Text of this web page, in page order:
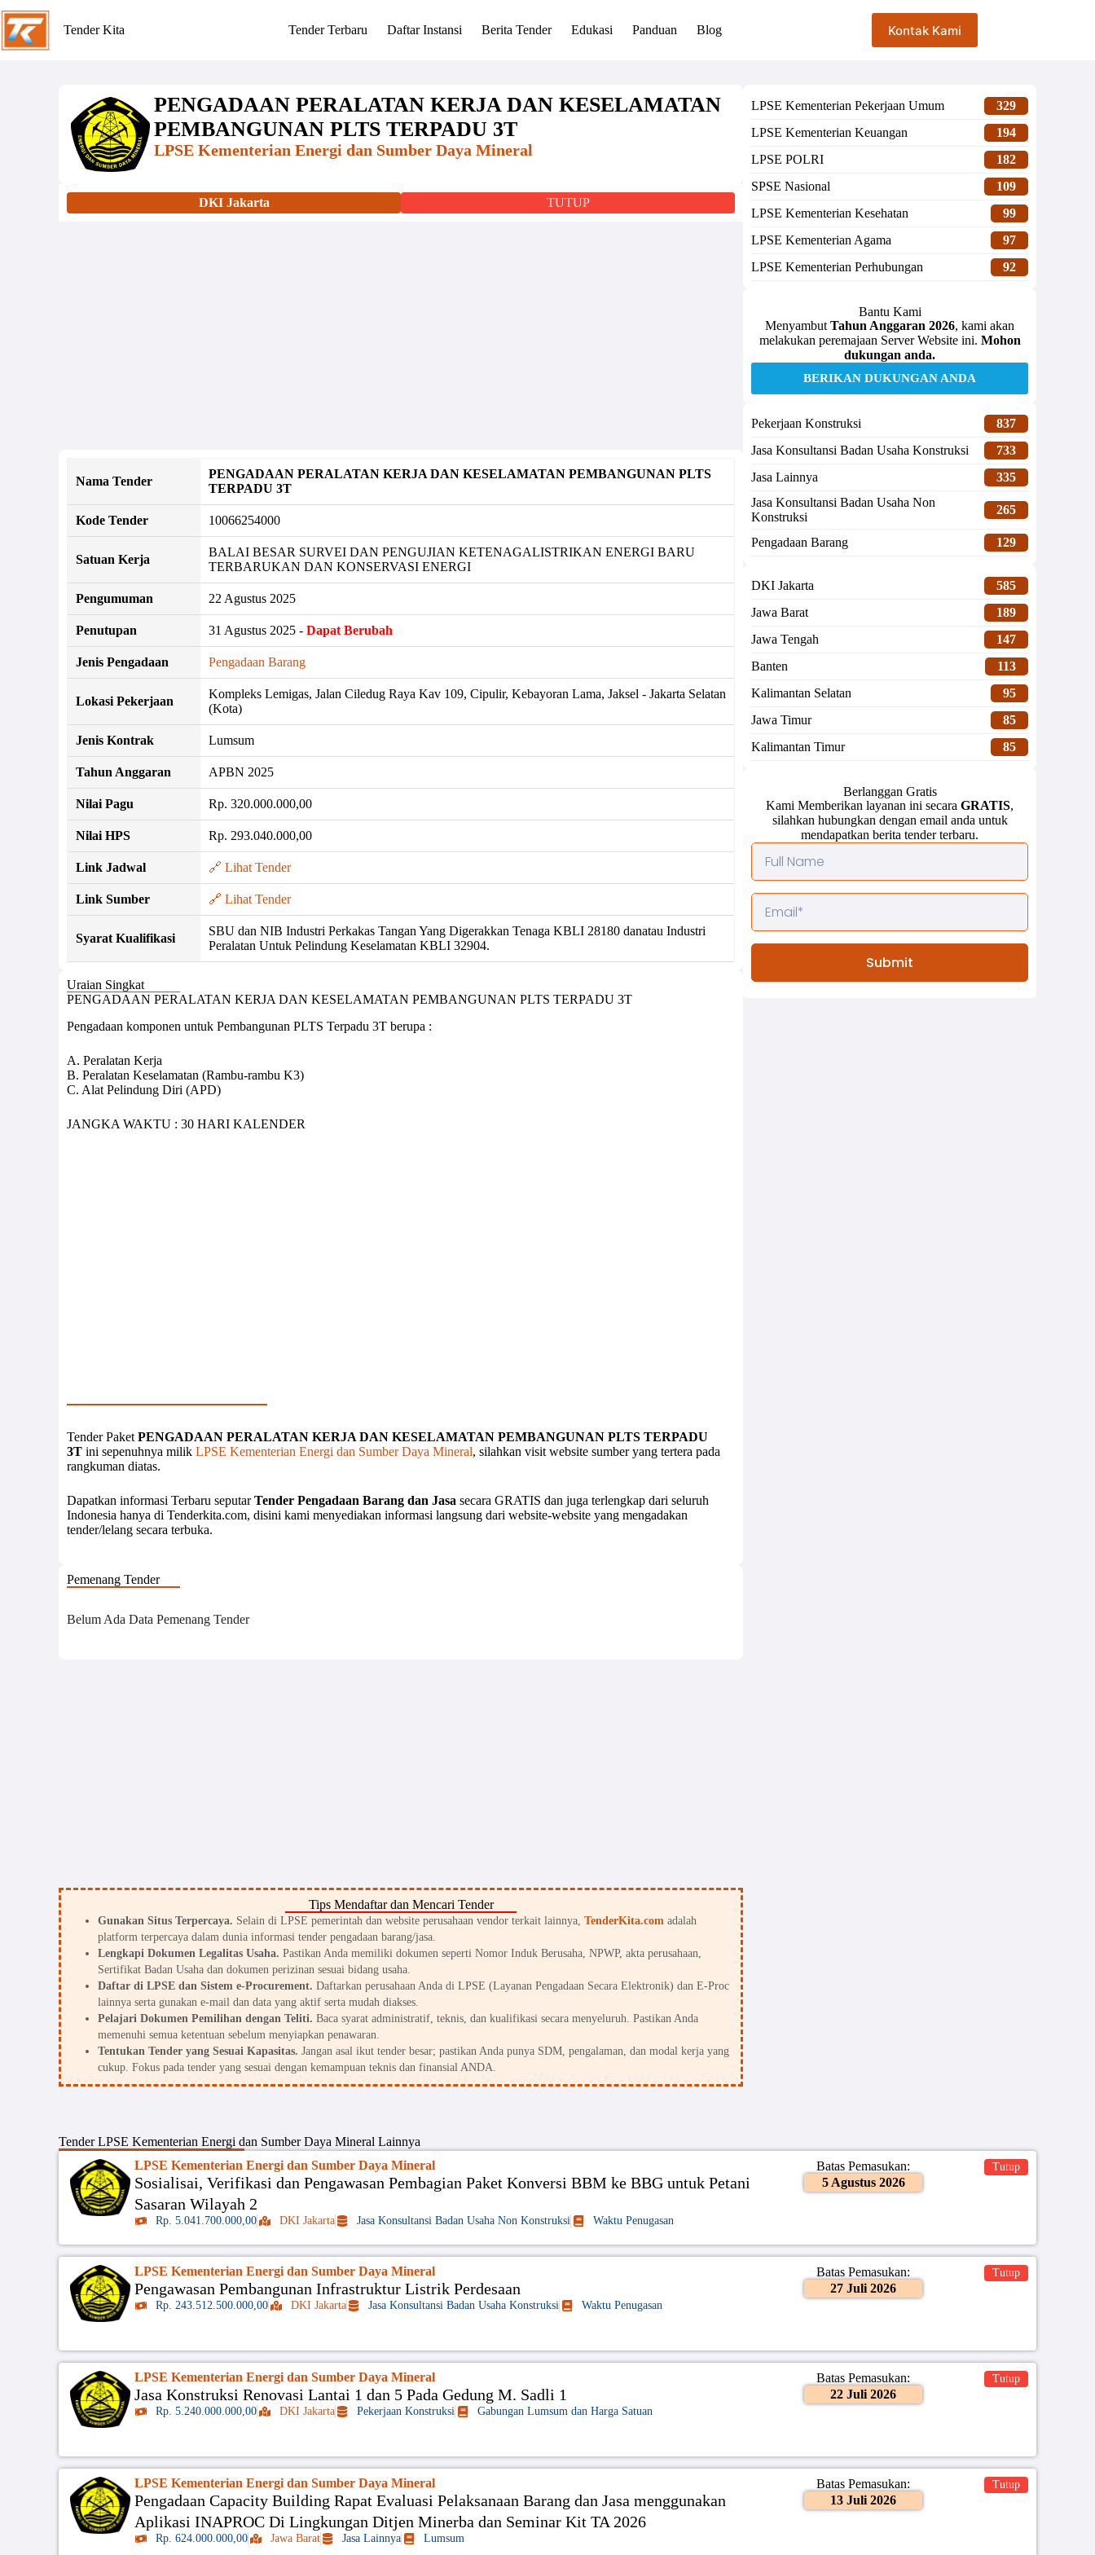
Tender Kita Tender Terbaru Daftar Instansi Berita Tender Edukasi Panduan Blog Kontak Kami
PENGADAAN PERALATAN KERJA DAN KESELAMATAN
PEMBANGUNAN PLTS TERPADU 3T
LPSE Kementerian Energi dan Sumber Daya Mineral
DKI Jakarta TUTUP
Nama Tender
PENGADAAN PERALATAN KERJA DAN KESELAMATAN PEMBANGUNAN PLTS
TERPADU 3T
Kode Tender 10066254000
Satuan Kerja
BALAI BESAR SURVEI DAN PENGUJIAN KETENAGALISTRIKAN ENERGI BARU
TERBARUKAN DAN KONSERVASI ENERGI
Pengumuman 22 Agustus 2025
Penutupan 31 Agustus 2025 - Dapat Berubah
Jenis Pengadaan Pengadaan Barang
Lokasi Pekerjaan
Kompleks Lemigas, Jalan Ciledug Raya Kav 109, Cipulir, Kebayoran Lama, Jaksel - Jakarta Selatan
(Kota)
Jenis Kontrak Lumsum
Tahun Anggaran APBN 2025
Nilai Pagu Rp. 320.000.000,00
Nilai HPS Rp. 293.040.000,00
Link Jadwal 🔗 Lihat Tender
Link Sumber 🔗 Lihat Tender
Syarat Kualifikasi
SBU dan NIB Industri Perkakas Tangan Yang Digerakkan Tenaga KBLI 28180 danatau Industri
Peralatan Untuk Pelindung Keselamatan KBLI 32904.
Uraian Singkat
PENGADAAN PERALATAN KERJA DAN KESELAMATAN PEMBANGUNAN PLTS TERPADU 3T
Pengadaan komponen untuk Pembangunan PLTS Terpadu 3T berupa :
A. Peralatan Kerja
B. Peralatan Keselamatan (Rambu-rambu K3)
C. Alat Pelindung Diri (APD)
JANGKA WAKTU : 30 HARI KALENDER
Tender Paket PENGADAAN PERALATAN KERJA DAN KESELAMATAN PEMBANGUNAN PLTS TERPADU
3T ini sepenuhnya milik LPSE Kementerian Energi dan Sumber Daya Mineral, silahkan visit website sumber yang tertera pada
rangkuman diatas.
Dapatkan informasi Terbaru seputarTender Pengadaan Barang dan Jasa secara GRATIS dan juga terlengkap dari seluruh
Indonesia hanya di Tenderkita.com, disini kami menyediakan informasi langsung dari website-website yang mengadakan
tender/lelang secara terbuka.
Pemenang Tender
Belum Ada Data Pemenang Tender
Tips Mendaftar dan Mencari Tender
Gunakan Situs Terpercaya. Selain di LPSE pemerintah dan website perusahaan vendor terkait lainnya, TenderKita.com adalah
platform terpercaya dalam dunia informasi tender pengadaan barang/jasa.
Lengkapi Dokumen Legalitas Usaha. Pastikan Anda memiliki dokumen seperti Nomor Induk Berusaha, NPWP, akta perusahaan,
Sertifikat Badan Usaha dan dokumen perizinan sesuai bidang usaha.
Daftar di LPSE dan Sistem e-Procurement. Daftarkan perusahaan Anda di LPSE (Layanan Pengadaan Secara Elektronik) dan E-Proc
lainnya serta gunakan e-mail dan data yang aktif serta mudah diakses.
Pelajari Dokumen Pemilihan dengan Teliti. Baca syarat administratif, teknis, dan kualifikasi secara menyeluruh. Pastikan Anda
memenuhi semua ketentuan sebelum menyiapkan penawaran.
Tentukan Tender yang Sesuai Kapasitas. Jangan asal ikut tender besar; pastikan Anda punya SDM, pengalaman, dan modal kerja yang
cukup. Fokus pada tender yang sesuai dengan kemampuan teknis dan finansial ANDA.
LPSE Kementerian Pekerjaan Umum
329
LPSE Kementerian Keuangan
194
LPSE POLRI
182
SPSE Nasional
109
LPSE Kementerian Kesehatan
99
LPSE Kementerian Agama
97
LPSE Kementerian Perhubungan
92
Bantu Kami
Menyambut Tahun Anggaran 2026, kami akan
melakukan peremajaan Server Website ini. Mohon
dukungan anda.
BERIKAN DUKUNGAN ANDA
Pekerjaan Konstruksi
837
Jasa Konsultansi Badan Usaha Konstruksi
733
Jasa Lainnya
335
Jasa Konsultansi Badan Usaha Non
Konstruksi
265
Pengadaan Barang 129
DKI Jakarta
585
Jawa Barat
189
Jawa Tengah
147
Banten
113
Kalimantan Selatan
95
Jawa Timur
85
Kalimantan Timur
85
Berlanggan Gratis
Kami Memberikan layanan ini secara GRATIS,
silahkan hubungkan dengan email anda untuk
mendapatkan berita tender terbaru.
Submit
TenderLPSE Kementerian Energi dan Sumber Daya Mineral Lainnya
LPSE Kementerian Energi dan Sumber Daya Mineral
Sosialisai, Verifikasi dan Pengawasan Pembagian Paket Konversi BBM ke BBG untuk Petani
Sasaran Wilayah 2
Rp. 5.041.700.000,00 DKI Jakarta Jasa Konsultansi Badan Usaha Non Konstruksi Waktu Penugasan
Batas Pemasukan:
5 Agustus 2026
Tutup
LPSE Kementerian Energi dan Sumber Daya Mineral
Pengawasan Pembangunan Infrastruktur Listrik Perdesaan
Rp. 243.512.500.000,00 DKI Jakarta Jasa Konsultansi Badan Usaha Konstruksi Waktu Penugasan
Batas Pemasukan:
27 Juli 2026
Tutup
LPSE Kementerian Energi dan Sumber Daya Mineral
Jasa Konstruksi Renovasi Lantai 1 dan 5 Pada Gedung M. Sadli 1
Rp. 5.240.000.000,00 DKI Jakarta Pekerjaan Konstruksi Gabungan Lumsum dan Harga Satuan
Batas Pemasukan:
22 Juli 2026
Tutup
LPSE Kementerian Energi dan Sumber Daya Mineral
Pengadaan Capacity Building Rapat Evaluasi Pelaksanaan Barang dan Jasa menggunakan
Aplikasi INAPROC Di Lingkungan Ditjen Minerba dan Seminar Kit TA 2026
Rp. 624.000.000,00 Jawa Barat Jasa Lainnya Lumsum
Batas Pemasukan:
13 Juli 2026
Tutup